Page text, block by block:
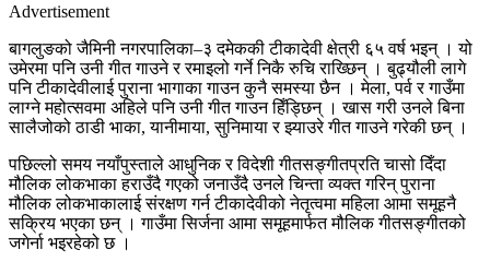
Advertisement
बागलुङको जैमिनी नगरपालिका–३ दमेककी टीकादेवी क्षेत्री ६५ वर्ष भइन् । यो
उमेरमा पनि उनी गीत गाउने र रमाइलो गर्ने निकै रुचि राख्छिन् । बुढ्यौली लागे
पनि टीकादेवीलाई पुराना भागाका गाउन कुनै समस्या छैन । मेला, पर्व र गाउँमा
लाग्ने महोत्सवमा अहिले पनि उनी गीत गाउन हिँड्छिन् । खास गरी उनले बिना
सालैजोको ठाडी भाका, यानीमाया, सुनिमाया र झ्याउरे गीत गाउने गरेकी छन् ।
पछिल्लो समय नयाँपुस्ताले आधुनिक र विदेशी गीतसङ्गीतप्रति चासो दिँदा
मौलिक लोकभाका हराउँदै गएको जनाउँदै उनले चिन्ता व्यक्त गरिन् पुराना
मौलिक लोकभाकालाई संरक्षण गर्न टीकादेवीको नेतृत्वमा महिला आमा समूहनै
सक्रिय भएका छन् । गाउँमा सिर्जना आमा समूहमार्फत मौलिक गीतसङ्गीतको
जगेर्ना भइरहेको छ ।